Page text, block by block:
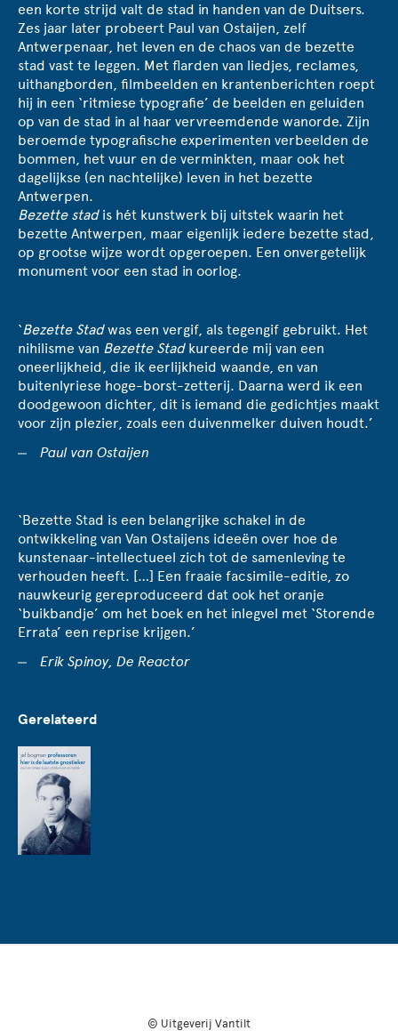
een korte strijd valt de stad in handen van de Duitsers.
Zes jaar later probeert Paul van Ostaijen, zelf
Antwerpenaar, het leven en de chaos van de bezette
stad vast te leggen. Met ﬂarden van liedjes, reclames,
uithangborden, ﬁlmbeelden en krantenberichten roept
hij in een ‘ritmiese typografie’ de beelden en geluiden
op van de stad in al haar vervreemdende wanorde. Zijn
beroemde typograﬁsche experimenten verbeelden de
bommen, het vuur en de verminkten, maar ook het
dagelijkse (en nachtelijke) leven in het bezette
Antwerpen.
Bezette stadis hét kunstwerk bij uitstek waarin het
bezette Antwerpen, maar eigenlijk iedere bezette stad,
op grootse wijze wordt opgeroepen. Een onvergetelijk
monument voor een stad in oorlog.
‘Bezette Stadwas een vergif, als tegengif gebruikt. Het
nihilisme van Bezette Stadkureerde mij van een
oneerlijkheid, die ik eerlijkheid waande, en van
buitenlyriese hoge-borst-zetterij. Daarna werd ik een
doodgewoon dichter, dit is iemand die gedichtjes maakt
voor zijn plezier, zoals een duivenmelker duiven houdt.’
Paul van Ostaijen
‘Bezette Stad is een belangrijke schakel in de
ontwikkeling van Van Ostaijens ideeën over hoe de
kunstenaar-intellectueel zich tot de samenleving te
verhouden heeft. […] Een fraaie facsimile-editie, zo
nauwkeurig gereproduceerd dat ook het oranje
‘buikbandje’ om het boek en het inlegvel met ‘Storende
Errata’ een reprise krijgen.’
Erik Spinoy, De Reactor
Gerelateerd
© Uitgeverij Vantilt